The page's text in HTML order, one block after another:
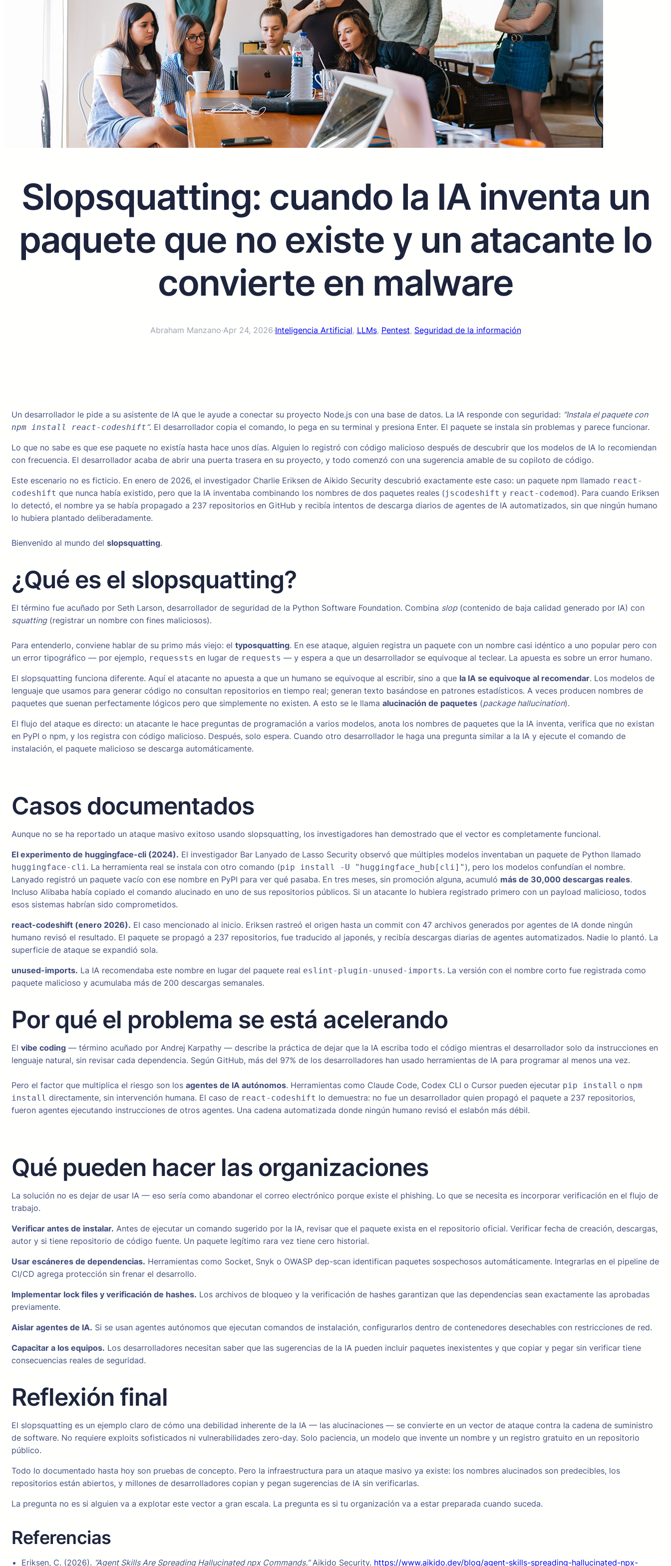
Slopsquatting: cuando la IA inventa un
paquete que no existe y un atacante lo
convierte en malware
Abraham Manzano·Apr 24, 2026·Inteligencia Artificial, LLMs, Pentest, Seguridad de la información
Un desarrollador le pide a su asistente de IA que le ayude a conectar su proyecto Node.js con una base de datos. La IA responde con seguridad: “Instala el paquete con
npm install react-codeshift “. El desarrollador copia el comando, lo pega en su terminal y presiona Enter. El paquete se instala sin problemas y parece funcionar.
Lo que no sabe es que ese paquete no existía hasta hace unos días. Alguien lo registró con código malicioso después de descubrir que los modelos de IA lo recomiendan
con frecuencia. El desarrollador acaba de abrir una puerta trasera en su proyecto, y todo comenzó con una sugerencia amable de su copiloto de código.
Este escenario no es ficticio. En enero de 2026, el investigador Charlie Eriksen de Aikido Security descubrió exactamente este caso: un paquete npm llamado react-
codeshift que nunca había existido, pero que la IA inventaba combinando los nombres de dos paquetes reales (jscodeshift y react-codemod ). Para cuando Eriksen
lo detectó, el nombre ya se había propagado a 237 repositorios en GitHub y recibía intentos de descarga diarios de agentes de IA automatizados, sin que ningún humano
lo hubiera plantado deliberadamente.
Bienvenido al mundo del slopsquatting.
¿Qué es el slopsquatting?
El término fue acuñado por Seth Larson, desarrollador de seguridad de la Python Software Foundation. Combina slop(contenido de baja calidad generado por IA) con
squatting(registrar un nombre con fines maliciosos).
Para entenderlo, conviene hablar de su primo más viejo: el typosquatting. En ese ataque, alguien registra un paquete con un nombre casi idéntico a uno popular pero con
un error tipográfico — por ejemplo, requessts en lugar de requests — y espera a que un desarrollador se equivoque al teclear. La apuesta es sobre un error humano.
El slopsquatting funciona diferente. Aquí el atacante no apuesta a que un humano se equivoque al escribir, sino a que la IA se equivoque al recomendar. Los modelos de
lenguaje que usamos para generar código no consultan repositorios en tiempo real; generan texto basándose en patrones estadísticos. A veces producen nombres de
paquetes que suenan perfectamente lógicos pero que simplemente no existen. A esto se le llama alucinación de paquetes (package hallucination).
El flujo del ataque es directo: un atacante le hace preguntas de programación a varios modelos, anota los nombres de paquetes que la IA inventa, verifica que no existan
en PyPI o npm, y los registra con código malicioso. Después, solo espera. Cuando otro desarrollador le haga una pregunta similar a la IA y ejecute el comando de
instalación, el paquete malicioso se descarga automáticamente.
Casos documentados
Aunque no se ha reportado un ataque masivo exitoso usando slopsquatting, los investigadores han demostrado que el vector es completamente funcional.
El experimento de huggingface-cli (2024). El investigador Bar Lanyado de Lasso Security observó que múltiples modelos inventaban un paquete de Python llamado
huggingface-cli. La herramienta real se instala con otro comando (pip install -U "huggingface_hub[cli]" ), pero los modelos confundían el nombre.
Lanyado registró un paquete vacío con ese nombre en PyPI para ver qué pasaba. En tres meses, sin promoción alguna, acumuló más de 30,000 descargas reales.
Incluso Alibaba había copiado el comando alucinado en uno de sus repositorios públicos. Si un atacante lo hubiera registrado primero con un payload malicioso, todos
esos sistemas habrían sido comprometidos.
react-codeshift (enero 2026). El caso mencionado al inicio. Eriksen rastreó el origen hasta un commit con 47 archivos generados por agentes de IA donde ningún
humano revisó el resultado. El paquete se propagó a 237 repositorios, fue traducido al japonés, y recibía descargas diarias de agentes automatizados. Nadie lo plantó. La
superficie de ataque se expandió sola.
unused-imports. La IA recomendaba este nombre en lugar del paquete real eslint-plugin-unused-imports. La versión con el nombre corto fue registrada como
paquete malicioso y acumulaba más de 200 descargas semanales.
Por qué el problema se está acelerando
El vibe coding — término acuñado por Andrej Karpathy — describe la práctica de dejar que la IA escriba todo el código mientras el desarrollador solo da instrucciones en
lenguaje natural, sin revisar cada dependencia. Según GitHub, más del 97% de los desarrolladores han usado herramientas de IA para programar al menos una vez.
Pero el factor que multiplica el riesgo son los agentes de IA autónomos. Herramientas como Claude Code, Codex CLI o Cursor pueden ejecutar pip install o npm
install directamente, sin intervención humana. El caso de react-codeshift lo demuestra: no fue un desarrollador quien propagó el paquete a 237 repositorios,
fueron agentes ejecutando instrucciones de otros agentes. Una cadena automatizada donde ningún humano revisó el eslabón más débil.
Qué pueden hacer las organizaciones
La solución no es dejar de usar IA — eso sería como abandonar el correo electrónico porque existe el phishing. Lo que se necesita es incorporar verificación en el flujo de
trabajo.
Verificar antes de instalar. Antes de ejecutar un comando sugerido por la IA, revisar que el paquete exista en el repositorio oficial. Verificar fecha de creación, descargas,
autor y si tiene repositorio de código fuente. Un paquete legítimo rara vez tiene cero historial.
Usar escáneres de dependencias. Herramientas como Socket, Snyk o OWASP dep-scan identifican paquetes sospechosos automáticamente. Integrarlas en el pipeline de
CI/CD agrega protección sin frenar el desarrollo.
Implementar lock files y verificación de hashes. Los archivos de bloqueo y la verificación de hashes garantizan que las dependencias sean exactamente las aprobadas
previamente.
Aislar agentes de IA. Si se usan agentes autónomos que ejecutan comandos de instalación, configurarlos dentro de contenedores desechables con restricciones de red.
Capacitar a los equipos. Los desarrolladores necesitan saber que las sugerencias de la IA pueden incluir paquetes inexistentes y que copiar y pegar sin verificar tiene
consecuencias reales de seguridad.
Reflexión final
El slopsquatting es un ejemplo claro de cómo una debilidad inherente de la IA — las alucinaciones — se convierte en un vector de ataque contra la cadena de suministro
de software. No requiere exploits sofisticados ni vulnerabilidades zero-day. Solo paciencia, un modelo que invente un nombre y un registro gratuito en un repositorio
público.
Todo lo documentado hasta hoy son pruebas de concepto. Pero la infraestructura para un ataque masivo ya existe: los nombres alucinados son predecibles, los
repositorios están abiertos, y millones de desarrolladores copian y pegan sugerencias de IA sin verificarlas.
La pregunta no es si alguien va a explotar este vector a gran escala. La pregunta es si tu organización va a estar preparada cuando suceda.
Referencias
Eriksen, C. (2026). “Agent Skills Are Spreading Hallucinated npx Commands.”Aikido Security. https://www.aikido.dev/blog/agent-skills-spreading-hallucinated-npx-